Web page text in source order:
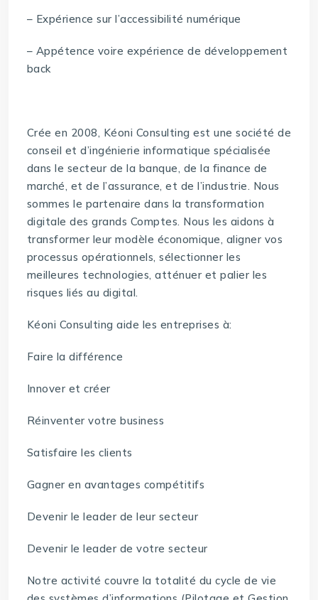
– Expérience sur l’accessibilité numérique
– Appétence voire expérience de développement
back
Crée en 2008, Kéoni Consulting est une société de
conseil et d’ingénierie informatique spécialisée
dans le secteur de la banque, de la finance de
marché, et de l’assurance, et de l’industrie. Nous
sommes le partenaire dans la transformation
digitale des grands Comptes. Nous les aidons à
transformer leur modèle économique, aligner vos
processus opérationnels, sélectionner les
meilleures technologies, atténuer et palier les
risques liés au digital.
Kéoni Consulting aide les entreprises à:
Faire la différence
Innover et créer
Réinventer votre business
Satisfaire les clients
Gagner en avantages compétitifs
Devenir le leader de leur secteur
Devenir le leader de votre secteur
Notre activité couvre la totalité du cycle de vie